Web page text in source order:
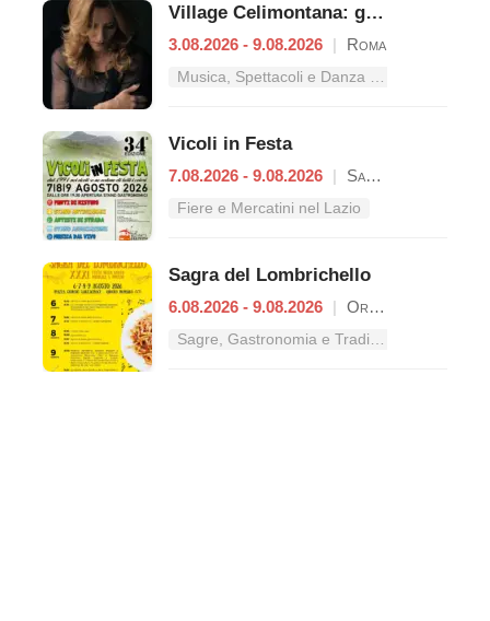
Village Celimontana: gli appuntamenti dal 3 al 9 agosto
3.08.2026 - 9.08.2026 | Roma
Vicoli in Festa
7.08.2026 - 9.08.2026 | Sant'Oreste
Fiere e Mercatini nel Lazio
Sagra del Lombrichello
6.08.2026 - 9.08.2026 | Oriolo Romano